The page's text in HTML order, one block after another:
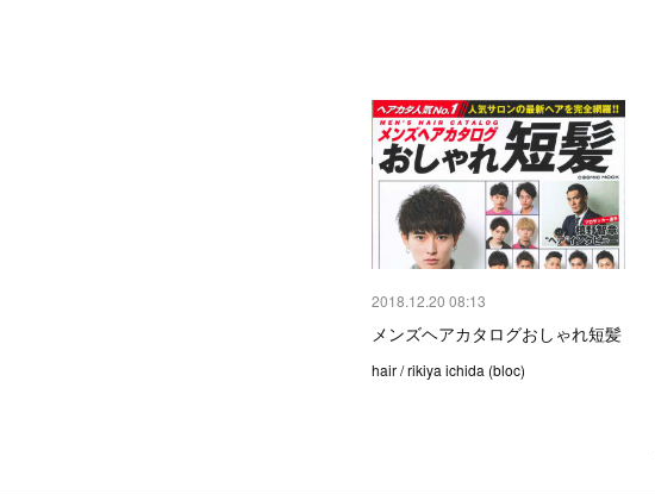
2018.12.20 08:13
メンズヘアカタログおしゃれ短髪
hair / rikiya ichida (bloc)